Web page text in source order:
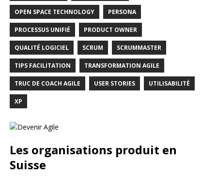
OPEN SPACE TECHNOLOGY PERSONA
PROCESSUS UNIFIÉ PRODUCT OWNER
QUALITÉ LOGICIEL SCRUM SCRUMMASTER
TIPS FACILITATION TRANSFORMATION AGILE
TRUC DE COACH AGILE USER STORIES UTILISABILITÉ
XP
Les organisations produit en
Suisse